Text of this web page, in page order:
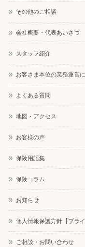
その他のご相談
会社概要・代表あいさつ
スタッフ紹介
お客さま本位の業務運営
よくある質問
地図・アクセス
お客様の声
保険用語集
保険コラム
お知らせ
個人情報保護方針【プラ
ご相談・お問い合わせ